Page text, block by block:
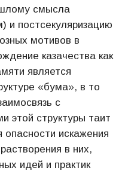
смысла
и постсекуляризацию
мотивов в
казачества как
является
«бума», в то
с
этой структуры таит
опасности искажения
в них,
идей и практик